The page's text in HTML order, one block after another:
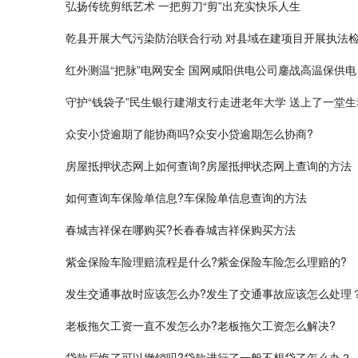
弘扬传统剪纸艺术 一把剪刀“剪”出充实快乐人生
乾县开展大气污染防治联合行动 对县域在建项目开展执法
红外测温“把脉”电网安全 国网咸阳供电公司鏖战高温保供电
守护“钱袋子”民生银行建湖支行走进老年大学 送上了一堂
众安小贷逾期了能协商吗?众安小贷逾期怎么协商?
房屋抵押状态网上如何查询?房屋抵押状态网上查询的方法
如何查询车保险单信息?车保险单信息查询的方法
春城吉祥保在哪购买?长春春城吉祥保购买方法
紫金保险车险理赔流程是什么?紫金保险车险怎么理赔的?
发生交通事故时应该怎么办?发生了交通事故应该怎么处理
老板拖欠工资一直不发怎么办?老板拖欠工资怎么解决?